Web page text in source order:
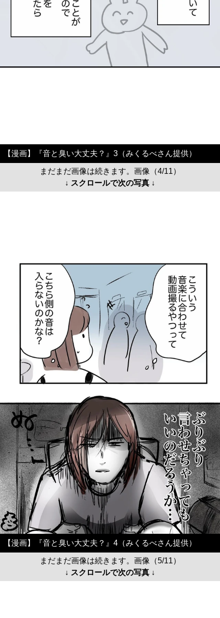
【漫画】『音と臭い大丈夫？』3（みくるべさん提供）
まだまだ画像は続きます。画像（4/11）
↓ スクロールで次の写真 ↓
【漫画】『音と臭い大丈夫？』4（みくるべさん提供）
まだまだ画像は続きます。画像（5/11）
↓ スクロールで次の写真 ↓